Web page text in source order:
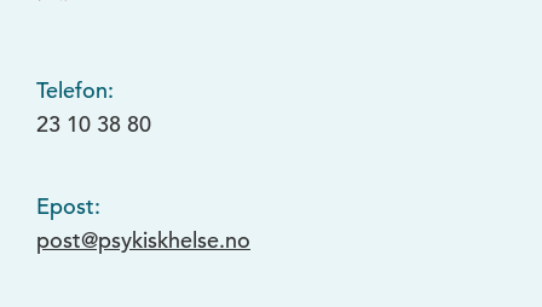
Telefon:
23 10 38 80
Epost:
post@psykiskhelse.no